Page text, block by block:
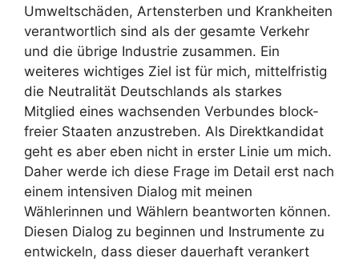
Umweltschäden, Artensterben und Krankheiten
verantwortlich sind als der gesamte Verkehr
und die übrige Industrie zusammen. Ein
weiteres wichtiges Ziel ist für mich, mittelfristig
die Neutralität Deutschlands als starkes
Mitglied eines wachsenden Verbundes block-
freier Staaten anzustreben. Als Direktkandidat
geht es aber eben nicht in erster Linie um mich.
Daher werde ich diese Frage im Detail erst nach
einem intensiven Dialog mit meinen
Wählerinnen und Wählern beantworten können.
Diesen Dialog zu beginnen und Instrumente zu
entwickeln, dass dieser dauerhaft verankert